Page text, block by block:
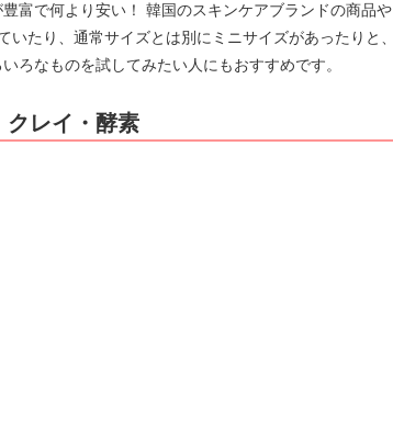
富で何より安い！ 韓国のスキンケアブランドの商品や
たり、通常サイズとは別にミニサイズがあったりと、
ろなものを試してみたい人にもおすすめです。
レイ・酵素